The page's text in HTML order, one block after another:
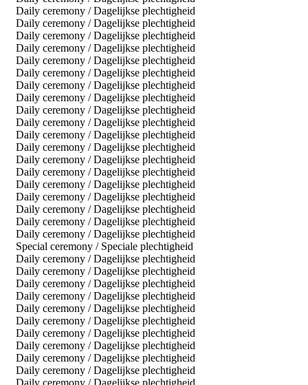
Daily ceremony / Dagelijkse plechtigheid
Daily ceremony / Dagelijkse plechtigheid
Daily ceremony / Dagelijkse plechtigheid
Daily ceremony / Dagelijkse plechtigheid
Daily ceremony / Dagelijkse plechtigheid
Daily ceremony / Dagelijkse plechtigheid
Daily ceremony / Dagelijkse plechtigheid
Daily ceremony / Dagelijkse plechtigheid
Daily ceremony / Dagelijkse plechtigheid
Daily ceremony / Dagelijkse plechtigheid
Daily ceremony / Dagelijkse plechtigheid
Daily ceremony / Dagelijkse plechtigheid
Daily ceremony / Dagelijkse plechtigheid
Daily ceremony / Dagelijkse plechtigheid
Daily ceremony / Dagelijkse plechtigheid
Daily ceremony / Dagelijkse plechtigheid
Daily ceremony / Dagelijkse plechtigheid
Daily ceremony / Dagelijkse plechtigheid
Daily ceremony / Dagelijkse plechtigheid
Special ceremony / Speciale plechtigheid
Daily ceremony / Dagelijkse plechtigheid
Daily ceremony / Dagelijkse plechtigheid
Daily ceremony / Dagelijkse plechtigheid
Daily ceremony / Dagelijkse plechtigheid
Daily ceremony / Dagelijkse plechtigheid
Daily ceremony / Dagelijkse plechtigheid
Daily ceremony / Dagelijkse plechtigheid
Daily ceremony / Dagelijkse plechtigheid
Daily ceremony / Dagelijkse plechtigheid
Daily ceremony / Dagelijkse plechtigheid
Daily ceremony / Dagelijkse plechtigheid